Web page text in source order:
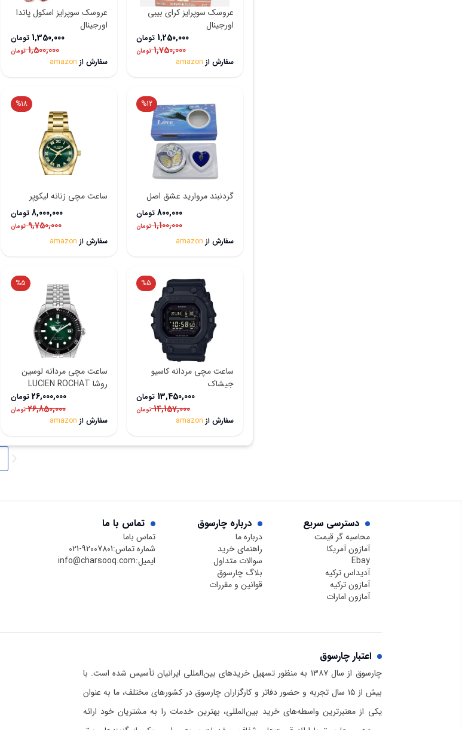
عروسک سوپرایز کرای بیبی
اورجینال
1,250,000 تومان
1,750,000 تومان
سفارش از amazon
عروسک سوپرایز اسکول پاندا
اورجینال
1,350,000 تومان
1,500,000 تومان
سفارش از amazon
%12
گردنبند مروارید عشق اصل
800,000 تومان
1,100,000 تومان
سفارش از amazon
%18
ساعت مچی زنانه لیکوپر
8,000,000 تومان
9,750,000 تومان
سفارش از amazon
%5
ساعت مچی مردانه کاسیو
جیشاک
13,450,000 تومان
14,157,000 تومان
سفارش از amazon
%5
ساعت مچی مردانه لوسین
روشا LUCIEN ROCHAT
R0453117003
26,000,000 تومان
26,850,000 تومان
سفارش از amazon
دسترسی سریع
محاسبه گر قیمت
آمازون آمریکا
Ebay
آدیداس ترکیه
آمازون ترکیه
آمازون امارات
درباره چارسوق
درباره ما
راهنمای خرید
سوالات متداول
بلاگ چارسوق
قوانین و مقررات
تماس با ما
تماس باما
شماره تماس:021-92007801
ایمیل:info@charsooq.com
اعتبار چارسوق
چارسوق از سال ۱۳۸۷ به منظور تسهیل خریدهای بین‌المللی ایرانیان تأسیس شده است. با
بیش از ۱۵ سال تجربه و حضور دفاتر و کارگزاران چارسوق در کشورهای مختلف، ما به عنوان
یکی از معتبرترین واسطه‌های خرید بین‌المللی، بهترین خدمات را به مشتریان خود ارائه